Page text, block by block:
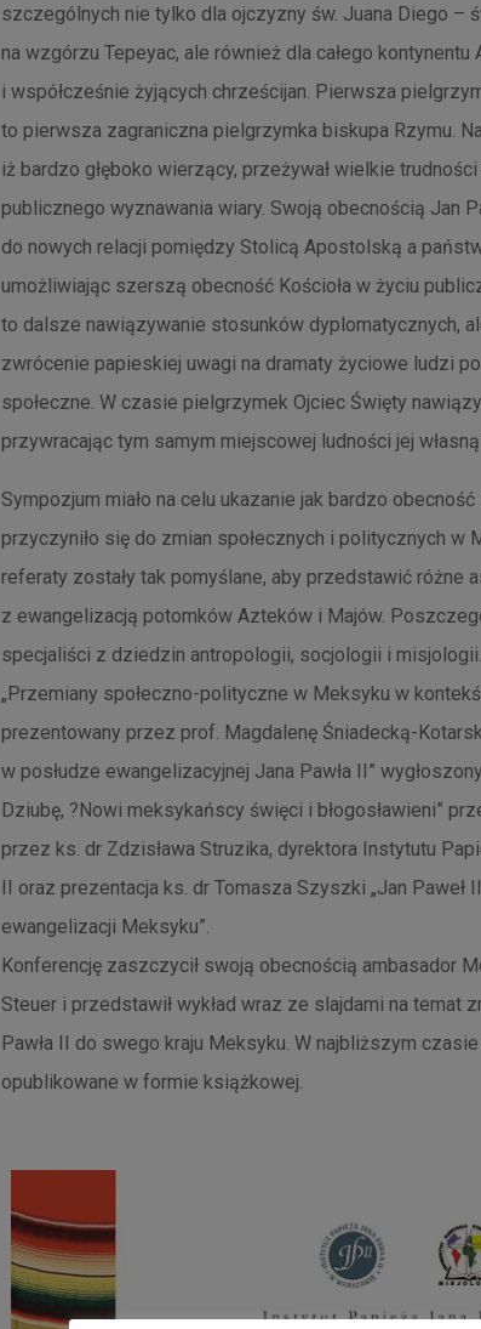
szczególnych nie tylko dla ojczyzny św. Juana Diego –
na wzgórzu Tepeyac, ale również dla całego kontynentu
i współcześnie żyjących chrześcijan. Pierwsza
to pierwsza zagraniczna pielgrzymka biskupa Rzymu.
iż bardzo głęboko wierzący, przeżywał wielkie
publicznego wyznawania wiary. Swoją obecnością Jan
do nowych relacji pomiędzy Stolicą Apostolską a
umożliwiając szerszą obecność Kościoła w życiu
to dalsze nawiązywanie stosunków dyplomatycznych,
zwrócenie papieskiej uwagi na dramaty życiowe ludzi
społeczne. W czasie pielgrzymek Ojciec Święty
przywracając tym samym miejscowej ludności jej
Sympozjum miało na celu ukazanie jak bardzo
przyczyniło się do zmian społecznych i politycznych w
referaty zostały tak pomyślane, aby przedstawić różne
z ewangelizacją potomków Azteków i Majów.
specjaliści z dziedzin antropologii, socjologii i
„Przemiany społeczno-polityczne w Meksyku w
prezentowany przez prof. Magdalenę Śniadecką-
w posłudze ewangelizacyjnej Jana Pawła II”
Dziubę, ?Nowi meksykańscy święci i błogosławieni”
przez ks. dr Zdzisława Struzika, dyrektora Instytutu
II oraz prezentacja ks. dr Tomasza Szyszki „Jan Paweł
ewangelizacji Meksyku”.
Konferencję zaszczycił swoją obecnością ambasador
Steuer i przedstawił wykład wraz ze slajdami na temat
Pawła II do swego kraju Meksyku. W najbliższym
opublikowane w formie książkowej.